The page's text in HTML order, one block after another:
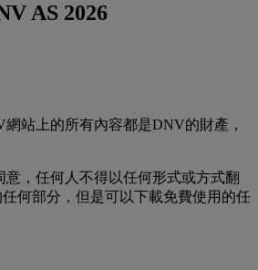
AS 2026
站上的所有內容都是DNV的財產，
，任何人不得以任何形式或方式翻
何部分，但是可以下載免費使用的任